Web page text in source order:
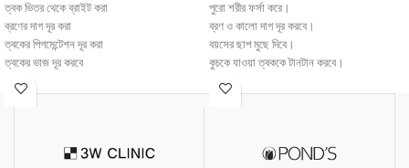
ত্বক ভিতর থেকে ব্রাইট করা
ব্রণের দাগ দূর করা
ত্বকের পিগমেন্টেশন দূর করা
ত্বকের ভাজ দূর করবে
ত্বক ভিতর থেকে ময়েস্টোরাইজ রাখবে
প্রাইভেট পার্টের ব্যাড স্মেল দূর করবে
পুরো শরীর ফর্সা করে।
ব্রণ ও কালো দাগ দূর করবে।
বয়সের ছাপ মুছে দিবে।
কুচকে যাওয়া ত্বককে টানটান করবে।
হাড়ের পুষ্টি যোগায়।